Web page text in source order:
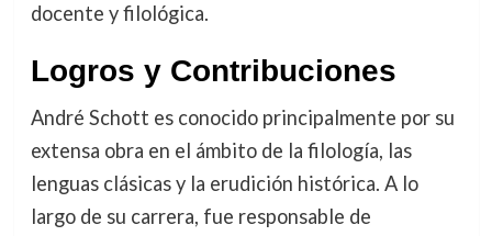
docente y filológica.
Logros y Contribuciones
André Schott es conocido principalmente por su
extensa obra en el ámbito de la filología, las
lenguas clásicas y la erudición histórica. A lo
largo de su carrera, fue responsable de